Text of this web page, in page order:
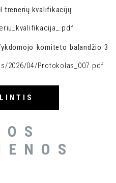
trenerių kvalifikacijų:
komiteto balandžio 3
2026/04/Protokolas_007.pdf